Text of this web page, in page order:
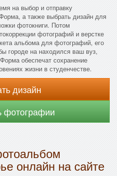
на выбор и отправку
а также выбрать дизайн для
фотокниги. Потом
фотографий и верстке
альбома для фотографий, его
городе на находился ваш вуз,
обеспечат сохранение
жизни в студенчестве.
дизайн
фотографии
онлайн на сайте